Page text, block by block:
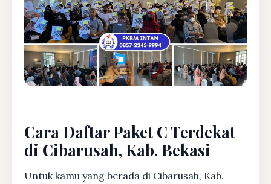
Cara Daftar Paket C Terdekat
di Cibarusah, Kab. Bekasi
Untuk kamu yang berada di Cibarusah, Kab.